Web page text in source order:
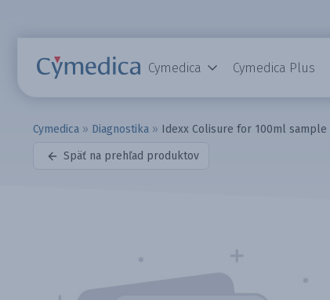
Cymedica Cymedica Plus
Cymedica » Diagnostika » Idexx Colisure for 100ml sample
Späť na prehľad produktov